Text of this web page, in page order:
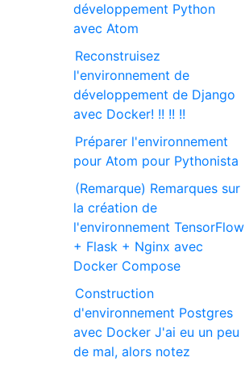
développement Python
avec Atom
Reconstruisez
l'environnement de
développement de Django
avec Docker! !! !! !!
Préparer l'environnement
pour Atom pour Pythonista
(Remarque) Remarques sur
la création de
l'environnement TensorFlow
+ Flask + Nginx avec
Docker Compose
Construction
d'environnement Postgres
avec Docker J'ai eu un peu
de mal, alors notez